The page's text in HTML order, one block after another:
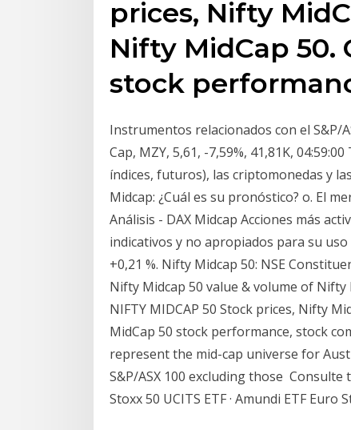
prices, Nifty
Nifty MidCap 50.
stock
Instrumentos relacionados con el S&P/
Cap, MZY, 5,61, -7,59%, 41,81K,
índices, futuros), las criptomonedas y
Midcap: ¿Cuál es su pronóstico? o. El
Análisis - DAX Midcap Acciones más
indicativos y no apropiados para su uso
+0,21 %. Nifty Midcap 50: NSE
Nifty Midcap 50 value & volume of
NIFTY MIDCAP 50 Stock prices, Nifty
MidCap 50 stock performance, stock
represent the mid-cap universe for
S&P/ASX 100 excluding those Consulte
Stoxx 50 UCITS ETF · Amundi ETF Euro